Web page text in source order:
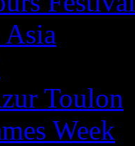
Toulon
Week